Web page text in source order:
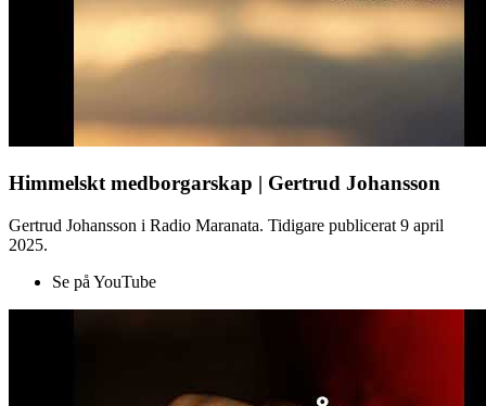
Himmelskt medborgarskap | Gertrud Johansson
Gertrud Johansson i Radio Maranata. Tidigare publicerat 9 april
2025.
Se på YouTube